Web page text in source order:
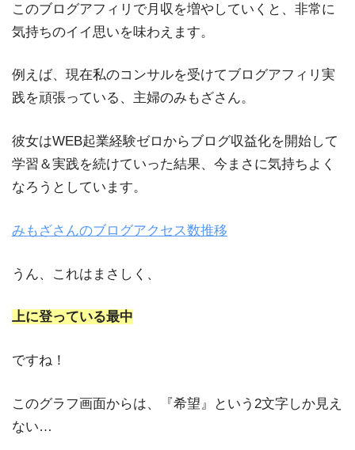
このブログアフィリで月収を増やしていくと、非常に
気持ちのイイ思いを味わえます。
例えば、現在私のコンサルを受けてブログアフィリ実
践を頑張っている、主婦のみもざさん。
彼女はWEB起業経験ゼロからブログ収益化を開始して
学習＆実践を続けていった結果、今まさに気持ちよく
なろうとしています。
みもざさんのブログアクセス数推移
うん、これはまさしく、
上に登っている最中
ですね！
このグラフ画面からは、『希望』という2文字しか見え
ない…